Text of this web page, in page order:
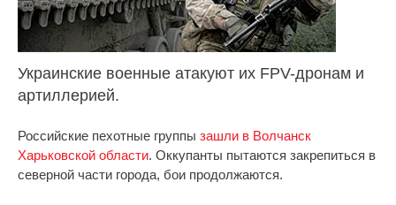
Украинские военные атакуют их FPV-дронам и
артиллерией.
Российские пехотные группы зашли в Волчанск
Харьковской области. Оккупанты пытаются закрепиться в
северной части города, бои продолжаются.